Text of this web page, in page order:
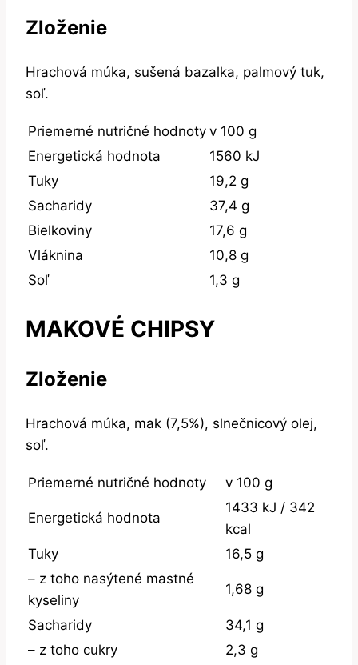
Zloženie
Hrachová múka, sušená bazalka, palmový tuk,
soľ.
Priemerné nutričné hodnoty v 100 g
Energetická hodnota
1560 kJ
Tuky
19,2 g
Sacharidy
37,4 g
Bielkoviny
17,6 g
Vláknina
10,8 g
Soľ
1,3 g
MAKOVÉ CHIPSY
Zloženie
Hrachová múka, mak (7,5%), slnečnicový olej,
soľ.
Priemerné nutričné hodnoty v 100 g
Energetická hodnota
1433 kJ / 342
kcal
Tuky
16,5 g
– z toho nasýtené mastné
kyseliny
1,68 g
Sacharidy
34,1 g
– z toho cukry
2,3 g